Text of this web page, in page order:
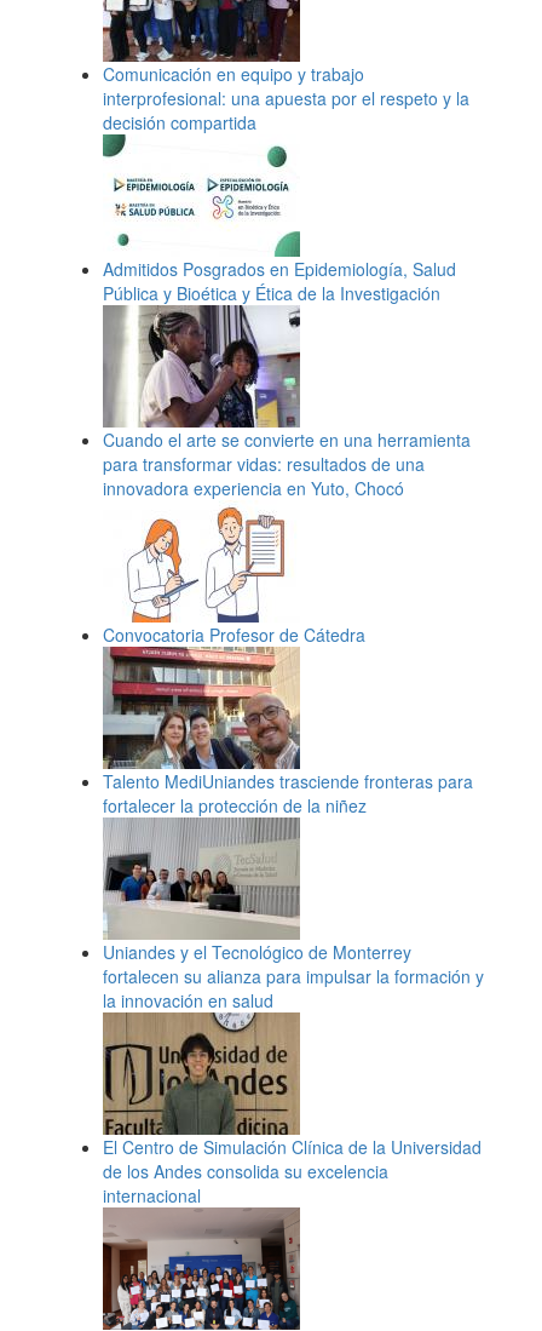
Comunicación en equipo y trabajo
interprofesional: una apuesta por el respeto y la
decisión compartida
Admitidos Posgrados en Epidemiología, Salud
Pública y Bioética y Ética de la Investigación
Cuando el arte se convierte en una herramienta
para transformar vidas: resultados de una
innovadora experiencia en Yuto, Chocó
Convocatoria Profesor de Cátedra
Talento MediUniandes trasciende fronteras para
fortalecer la protección de la niñez
Uniandes y el Tecnológico de Monterrey
fortalecen su alianza para impulsar la formación y
la innovación en salud
El Centro de Simulación Clínica de la Universidad
de los Andes consolida su excelencia
internacional